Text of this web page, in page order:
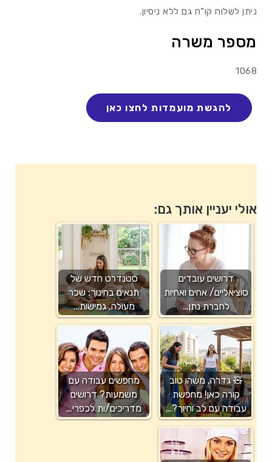
ניתן לשלוח קו”ח גם ללא ניסיון.
מספר משרה
1068
אולי יעניין אותך גם:
דרושים עובדים
סוציאליים/ אחים ואחיות
לחברת נתן…
סטנדרט חדש של
תנאים בחינוך: שכר
מעולה, גמישות…
🧸 גדרה, משהו טוב
קורה כאן! מחפשת
עבודה עם לב וחיוך?…
מחפשים עבודה עם
משמעות? דרושים
מדריכים/ות לכפרי…